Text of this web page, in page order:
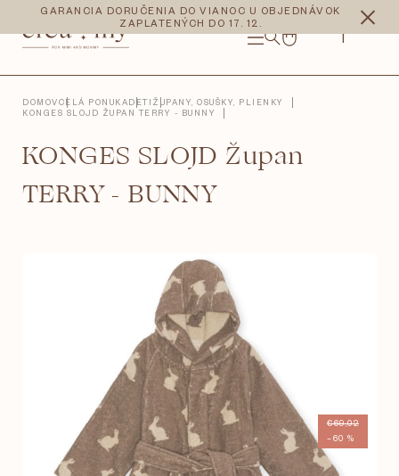
obsah
GARANCIA DORUČENIA DO VIANOC U OBJEDNÁVOK
ZAPLATENÝCH DO 17. 12.
NÁKUPNÝ
CZK EUR
DOMOVCELÁ PONUKADETI ŽUPANY, OSUŠKY, PLIENKY
KONGES SLOJD ŽUPAN TERRY - BUNNY
KONGES SLOJD Župan
TERRY - BUNNY
€69,02
–60 %